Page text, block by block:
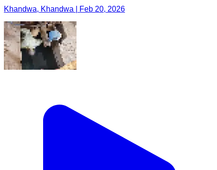
Khandwa, Khandwa | Feb 20, 2026